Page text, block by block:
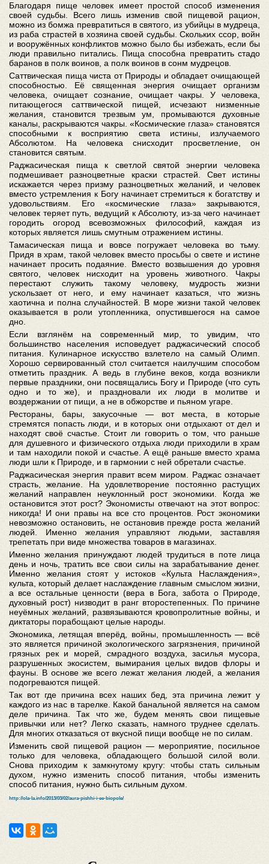
Благодаря пище человек имеет простой способ изменения
своей судьбы. Всего лишь изменив свой пищевой рацион,
можно из бомжа превратиться в святого, из убийцы в мудреца,
из раба страстей в хозяина своей судьбы. Скольких ссор, войн
и вооружённых конфликтов можно было бы избежать, если бы
люди правильно питались. Пища способна превратить стадо
баранов в полк воинов, а полк воинов в сонм мудрецов.
Саттвическая пища чиста от Природы и обладает очищающей
способностью. Её священная энергия очищает организм
человека, очищает сознание, очищает чакры. У человека,
питающегося саттвической пищей, исчезают низменные
желания, становится трезвым ум, промываются духовные
каналы, раскрываются чакры. «Космические глаза» становятся
способными к восприятию света истины, излучаемого
Абсолютом. На человека снисходит просветление, он
становится святым.
Раджасическая пища к светлой святой энергии человека
подмешивает разноцветные краски страстей. Свет истины
искажается через призму разноцветных желаний, и человек
вместо устремления к Богу начинает стремиться к богатству и
удовольствиям. Его «космические глаза» закрываются,
человек теряет путь, ведущий к Абсолюту, из-за чего начинает
городить огород всевозможных философий, каждая из
которых является лишь смутным отражением истины.
Тамасическая пища и вовсе погружает человека во тьму.
Придя в храм, такой человек вместо просьбы о свете и истине
начинает просить подаяние. Вместо возвышения до уровня
святого, человек нисходит на уровень животного. Чакры
перестают служить такому человеку, мудрость жизни
ускользает от него, и ему начинает казаться, что жизнь
хаотична и полна случайностей. В море жизни такой человек
оказывается в роли утопленника, опустившегося на самое
дно.
Если взглянём на современный мир, то увидим, что
большинство населения исповедует раджасический способ
питания. Кулинарное искусство взлетело на самый Олимп.
Хорошо сервированный стол считается наилучшим способом
отметить праздник. А ведь в глубине веков, когда возникли
первые праздники, они посвящались Богу и Природе (что суть
одно и то же), и праздновали их люди в молитве и
воздержании от пищи, а не в обжорстве и пьяном угаре.
Рестораны, бары, закусочные — вот места, в которые
стремятся попасть люди, и в которых они отдыхают от дел и
находят своё счастье. Стоит ли говорить о том, что раньше
для душевного и физического отдыха люди приходили в храм
и там находили покой и счастье. А ещё раньше вместо храма
люди шли к Природе, и в гармонии с ней обретали счастье.
Раджасическая энергия правит всем миром. Раджас означает
страсть, желание. На удовлетворение постоянно растущих
желаний направлен неуклонный рост экономики. Когда же
остановится этот рост? Экономисты отвечают на этот вопрос:
никогда! И они правы на все сто процентов. Рост экономики
невозможно остановить, не остановив прежде роста желаний
людей. Именно желания управляют людьми, заставляя
трепетать при виде множества товаров в магазинах.
Именно желания принуждают людей трудиться в поте лица
день и ночь, тратить все свои силы на зарабатывание денег.
Именно желания стоят у истоков «Культа Наслаждения»,
культа, который делает наслаждение главным смыслом жизни,
а все остальные ценности (вера в Бога, забота о Природе,
духовный рост) низводит в ранг второстепенных. По причине
неуёмных желаний, развязываются кровопролитные войны, и
диктаторы порабощают целые народы.
Экономика, летящая вперёд, войны, промышленность — всё
это является причиной экологического загрязнения, причиной
грязных рек и морей, смрадного воздуха, засилья мусора,
разрушенных экосистем, вымирания целых видов флоры и
фауны. В основе же всего лежат желания людей, а желания
подогреваются пищей.
Так вот где причина всех наших бед, эта причина лежит у
каждого из нас в тарелке. Какой банальной является на самом
деле причина. Так что же, будем менять свои пищевые
привычки или нет? Легко сказать, намного труднее сделать.
Для многих отказаться от вкусной пищи вообще не по силам.
Изменить свой пищевой рацион — мероприятие, посильное
только для человека, обладающего большой силой воли.
Снова приходим к замкнутому кругу: чтобы стать сильным
духом, нужно изменить способ питания, чтобы изменить
способ питания, нужно быть сильным духом.
http://ola-la.info/2013/03/02/aura-pishhi-i-ee-biopole/